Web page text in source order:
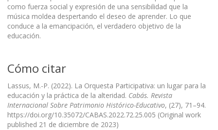
como fuerza social y expresión de una sensibilidad que la
música moldea despertando el deseo de aprender. Lo que
conduce a la emancipación, el verdadero objetivo de la
educación.
Cómo citar
Lassus, M.-P. (2022). La Orquesta Participativa: un lugar para la
educación y la práctica de la alteridad. Cabás. Revista
Internacional Sobre Patrimonio Histórico-Educativo, (27), 71–94.
https://doi.org/10.35072/CABAS.2022.72.25.005 (Original work
published 21 de diciembre de 2023)